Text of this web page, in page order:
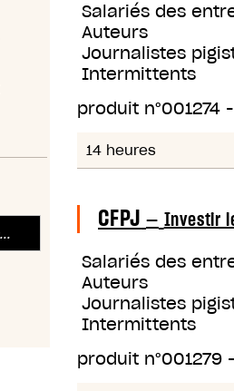
Salariés des
Auteurs
Journalistes
Intermittents
produit n°001274 -
14 heures
CFPJ — Investir
Salariés des
Auteurs
Journalistes
Intermittents
produit n°001279 -